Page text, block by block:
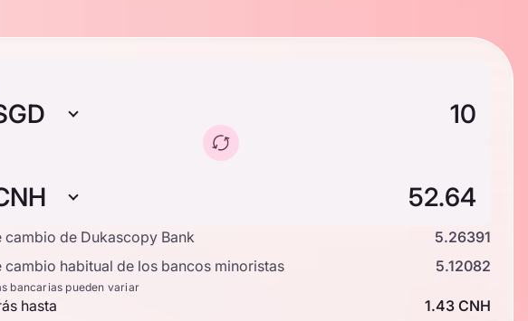
cambio de Dukascopy Bank
5.26391
cambio habitual de los bancos minoristas
5.12082
bancarias pueden variar
hasta 1.43 CNH